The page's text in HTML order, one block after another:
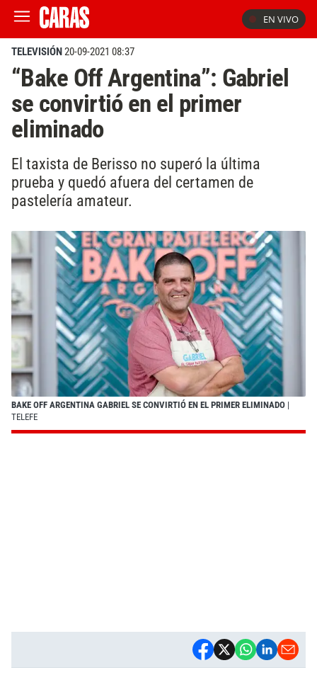
EN VIVO
TELEVISIÓN20-09-2021 08:37
“Bake Off Argentina”: Gabriel
se convirtió en el primer
eliminado
El taxista de Berisso no superó la última
prueba y quedó afuera del certamen de
pastelería amateur.
BAKE OFF ARGENTINA GABRIEL SE CONVIRTIÓ EN EL PRIMER ELIMINADO |
TELEFE